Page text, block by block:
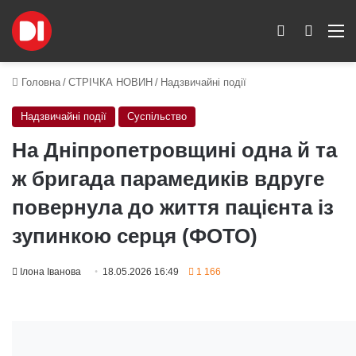
Пошук
Switch skin
Головна / СТРІЧКА НОВИН / Надзвичайні події
Надзвичайні події Суспільство
На Дніпропетровщині одна й та
ж бригада парамедиків вдруге
повернула до життя пацієнта із
зупинкою серця (ФОТО)
Ілона Іванова 18.05.2026 16:49 1 166